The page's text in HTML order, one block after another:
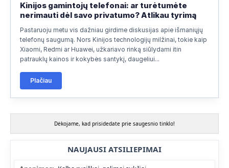
Kinijos gamintojų telefonai: ar turėtumėte
nerimauti dėl savo privatumo? Atlikau tyrimą
Pastaruoju metu vis dažniau girdime diskusijas apie išmaniųjų
telefonų saugumą. Nors Kinijos technologijų milžinai, tokie kaip
Xiaomi, Redmi ar Huawei, užkariavo rinką siūlydami itin
patrauklų kainos ir kokybės santykį, daugeliui...
Plačiau
Dėkojame, kad prisidedate prie saugesnio tinklo!
NAUJAUSI ATSILIEPIMAI